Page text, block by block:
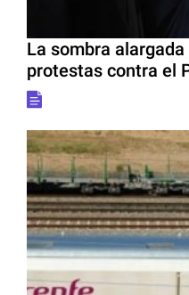
La sombra
protestas contra el